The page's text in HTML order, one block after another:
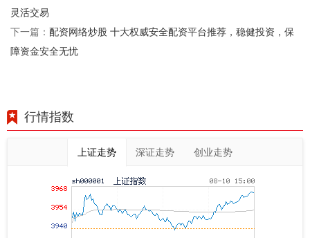
灵活交易
下一篇： 配资网络炒股 十大权威安全配资平台推荐，稳健投资，保
障资金安全无忧
行情指数
上证走势 深证走势 创业走势